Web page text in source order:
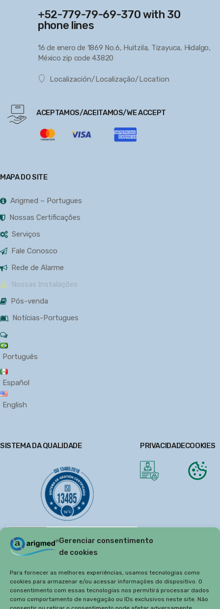
Gerenciar consentimento
de cookies
Para fornecer as melhores experiências, usamos tecnologias como
cookies para armazenar e/ou acessar informações do dispositivo. O
consentimento com essas tecnologias nos permitirá processar dados
como comportamento de navegação ou IDs exclusivos neste site. Não
+52-779-79-69-370 with 30
phone lines
16 de enero de 1869 No.6, Huitzila, Tizayuca, Hidalgo,
México zip code 43820
Localización/Localização/Location
ACEPTAMOS/ACEITAMOS/WE ACCEPT
MAPA DO SITE
Arigmed – Portugues
Nossas Certificações
Serviços
Fale Conosco
Rede de Alarme
Nossas Instalações
Pós-venda
Notícias-Portugues
Português
Español
English
SISTEMA DA QUALIDADE PRIVACIDADECOOKIES